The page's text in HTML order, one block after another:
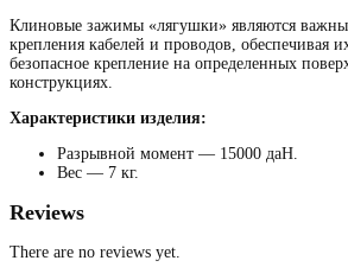
Клиновые зажимы «лягушки» являются
крепления кабелей и проводов, обеспечивая
безопасное крепление на определенных
конструкциях.
Характеристики изделия:
Разрывной момент — 15000 даН.
Вес — 7 кг.
Reviews
There are no reviews yet.